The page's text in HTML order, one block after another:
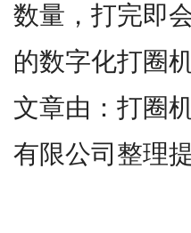
数量，打完即
的数字化打圈机
文章由：打圈
有限公司整理